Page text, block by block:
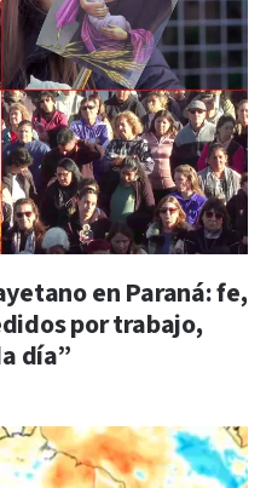
en Paraná: fe,
por trabajo,
día”